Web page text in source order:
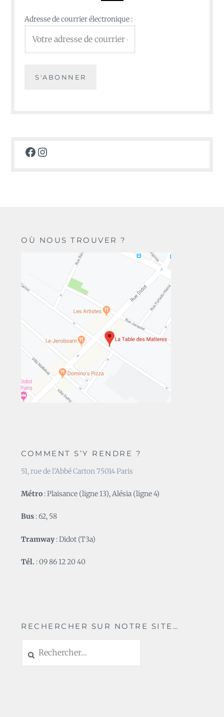
Adresse de courrier électronique :
Facebook
Instagram
OÙ NOUS TROUVER ?
COMMENT S’Y RENDRE ?
51, rue de l’Abbé Carton 75014 Paris
Métro : Plaisance (ligne 13), Alésia (ligne 4)
Bus : 62, 58
Tramway: Didot (T3a)
Tél. : 09 86 12 20 40
RECHERCHER SUR NOTRE SITE…